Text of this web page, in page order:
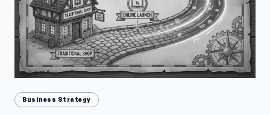
Business Strategy